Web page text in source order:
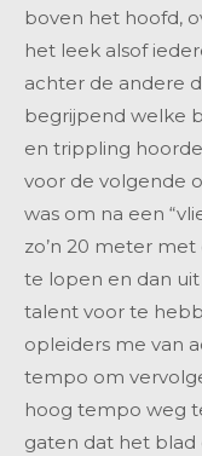
boven het hoofd,
het leek alsof
achter de andere
begrijpend welke
en trippling
voor de volgende
was om na een
zo’n 20 meter
te lopen en dan
talent voor te
opleiders me van
tempo om
hoog tempo weg
gaten dat het